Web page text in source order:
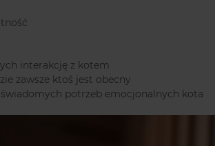
interakcję z kotem
zawsze ktoś jest obecny
potrzeb emocjonalnych kota